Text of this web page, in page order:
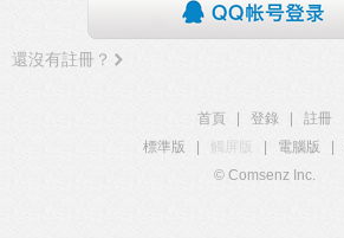
還沒有註冊？
首頁 登錄
註冊
標準版
觸屏版 電腦版
© Comsenz Inc.